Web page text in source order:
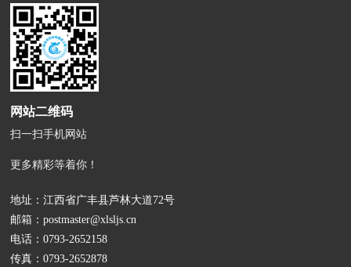
网站二维码
扫一扫手机网站
更多精彩等着你！
地址：江西省广丰县芦林大道72号
邮箱：postmaster@xlsljs.cn
电话：0793-2652158
传真：0793-2652878